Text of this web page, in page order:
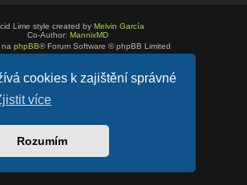
cookies k zajištění správné
více
Rozumím
Lime style created by Melvin García
Co-Author: MannixMD
phpBB® Forum Software © phpBB Limited
Soukromí| Podmínky